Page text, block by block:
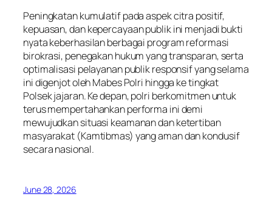
Peningkatan kumulatif pada aspek citra positif,
kepuasan, dan kepercayaan publik ini menjadi bukti
nyata keberhasilan berbagai program reformasi
birokrasi, penegakan hukum yang transparan, serta
optimalisasi pelayanan publik responsif yang selama
ini digenjot oleh Mabes Polri hingga ke tingkat
Polsek jajaran. Ke depan, polri berkomitmen untuk
terus mempertahankan performa ini demi
mewujudkan situasi keamanan dan ketertiban
masyarakat (Kamtibmas) yang aman dan kondusif
secara nasional.
June 28, 2026